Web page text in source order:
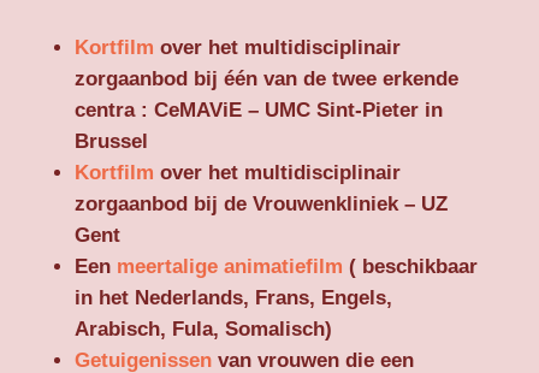
Kortfilm over het multidisciplinair
zorgaanbod bij één van de twee erkende
centra : CeMAViE – UMC Sint-Pieter in
Brussel
Kortfilm over het multidisciplinair
zorgaanbod bij de Vrouwenkliniek – UZ
Gent
Een meertalige animatiefilm ( beschikbaar
in het Nederlands, Frans, Engels,
Arabisch, Fula, Somalisch)
Getuigenissenvan vrouwen die een